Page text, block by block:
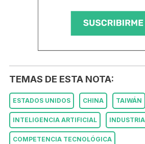
TEMAS DE ESTA NOTA:
ESTADOS UNIDOS CHINA TAIWÁN
INTELIGENCIA ARTIFICIAL
COMPETENCIA TECNOLÓGICA